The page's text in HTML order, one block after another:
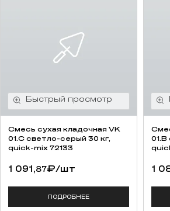
Смесь cухая кладочная VK
01.C светло-серый 30 кг,
quick-mix 72133
1 091,87₽/шт
ПОДРОБНЕЕ
1